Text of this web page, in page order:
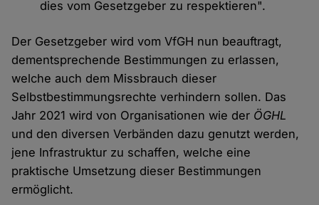
dies vom Gesetzgeber zu respektieren".
Der Gesetzgeber wird vom VfGH nun beauftragt,
dementsprechende Bestimmungen zu erlassen,
welche auch dem Missbrauch dieser
Selbstbestimmungsrechte verhindern sollen. Das
Jahr 2021 wird von Organisationen wie der ÖGHL
und den diversen Verbänden dazu genutzt werden,
jene Infrastruktur zu schaffen, welche eine
praktische Umsetzung dieser Bestimmungen
ermöglicht.